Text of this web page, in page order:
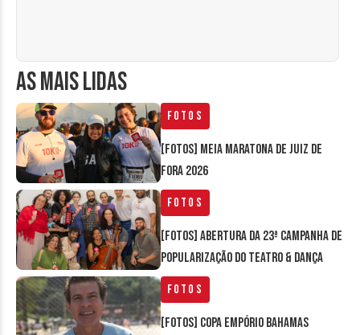
AS MAIS LIDAS
Fotos
[FOTOS] Meia Maratona de Juiz de
Fora 2026
Fotos
[FOTOS] Abertura da 23ª Campanha de
Popularização do Teatro & Dança
Fotos
[FOTOS] Copa Empório Bahamas